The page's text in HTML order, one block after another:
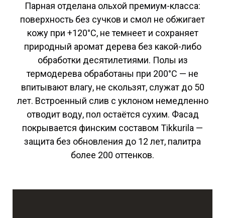
Парная отделана ольхой премиум-класса:
поверхность без сучков и смол не обжигает
кожу при +120°C, не темнеет и сохраняет
природный аромат дерева без какой-либо
обработки десятилетиями. Полы из
термодерева обработаны при 200°C — не
впитывают влагу, не скользят, служат до 50
лет. Встроенный слив с уклоном немедленно
отводит воду, пол остаётся сухим. Фасад
покрывается финским составом Tikkurila —
защита без обновления до 12 лет, палитра
более 200 оттенков.